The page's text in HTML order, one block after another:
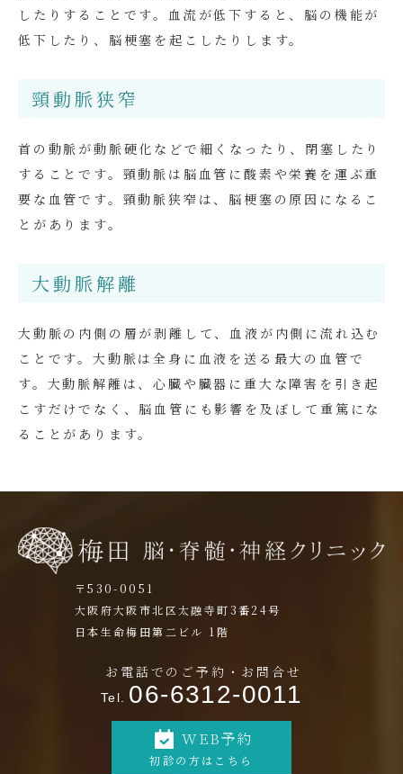
したりすることです。血流が低下すると、脳の機能が
低下したり、脳梗塞を起こしたりします。
頸動脈狭窄
首の動脈が動脈硬化などで細くなったり、閉塞したり
することです。頸動脈は脳血管に酸素や栄養を運ぶ重
要な血管です。頸動脈狭窄は、脳梗塞の原因になるこ
とがあります。
大動脈解離
大動脈の内側の層が剥離して、血液が内側に流れ込む
ことです。大動脈は全身に血液を送る最大の血管で
す。大動脈解離は、心臓や臓器に重大な障害を引き起
こすだけでなく、脳血管にも影響を及ぼして重篤にな
ることがあります。
〒530-0051
大阪府大阪市北区太融寺町3番24号
日本生命梅田第二ビル 1階
お電話でのご予約・お問合せ
Tel. 06-6312-0011
WEB予約
初診の方はこちら